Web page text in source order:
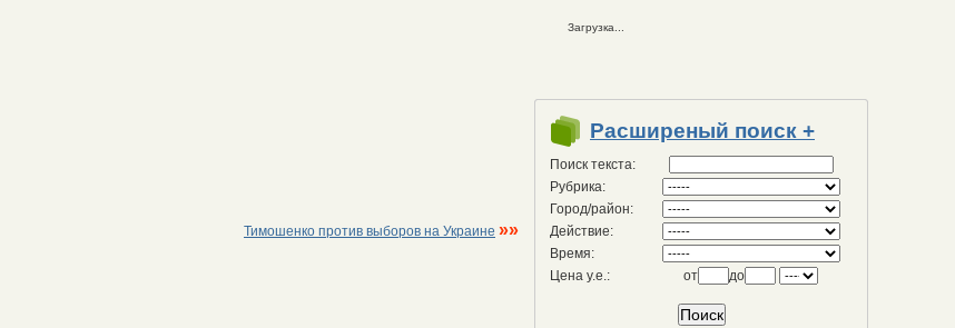
Тимошенко против выборов на Украине »»
Загрузка...
Расширеный поиск +
Поиск текста:
Рубрика:
Город/район:
Действие:
Время:
Цена у.е.:
от до